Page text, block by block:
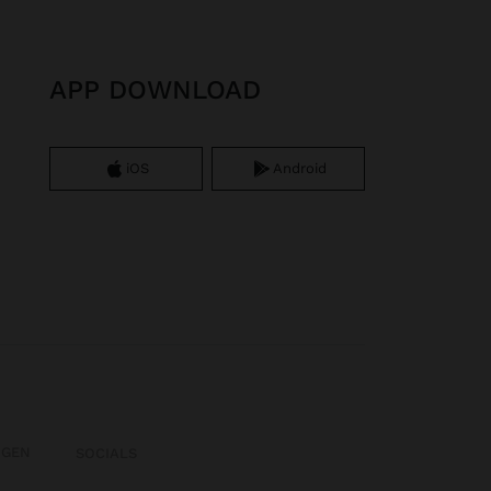
APP DOWNLOAD
iOS Android